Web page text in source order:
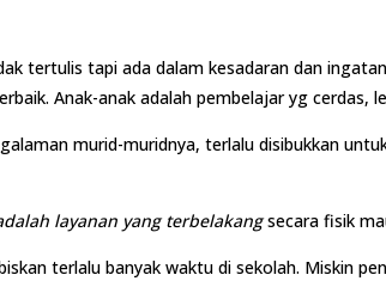
tertulis tapi ada dalam kesadaran dan
Anak-anak adalah pembelajar yg cerdas,
murid-muridnya, terlalu disibukkan
layanan yang terbelakangsecara fisik
terlalu banyak waktu di sekolah. Miskin